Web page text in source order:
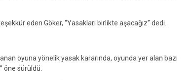
eden Göker, “Yasakları birlikte aşacağız” dedi.
oyuna yönelik yasak kararında, oyunda yer alan bazı
öne sürüldü.